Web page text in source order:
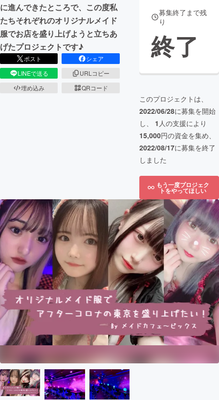
に進んできたところで、この度私
たちそれぞれのオリジナルメイド
服でお店を盛り上げようと立ちあ
げたプロジェクトです♪
ポスト
シェア
LINEで送る
URLコピー
埋め込み
QRコード
募集終了まで残
り
終了
このプロジェクトは、
2022/06/28に募集を開始
し、 1 人の支援により
15,000円の資金を集め、
2022/08/17に募集を終了
しました
もう一度プロジェク
トをやってほしい